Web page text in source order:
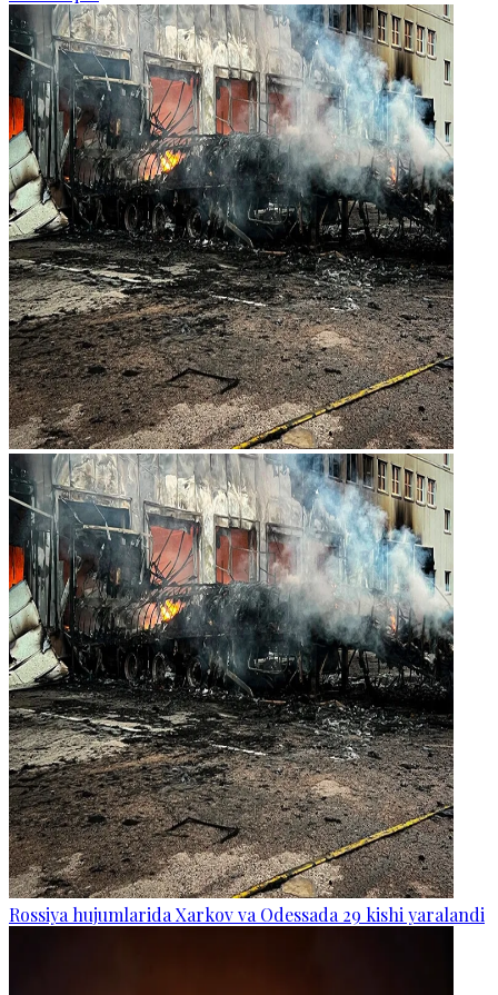
Rossiya hujumlarida Xarkov va Odessada 29 kishi yaralandi